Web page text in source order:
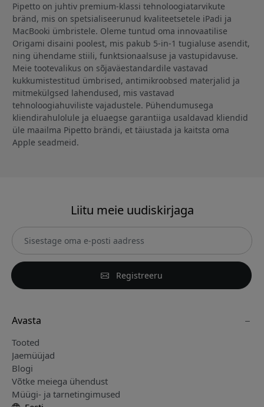
Pipetto on juhtiv premium-klassi tehnoloogiatarvikute
bränd, mis on spetsialiseerunud kvaliteetsetele iPadi ja
MacBooki ümbristele. Oleme tuntud oma innovaatilise
Origami disaini poolest, mis pakub 5-in-1 tugialuse asendit,
ning ühendame stiili, funktsionaalsuse ja vastupidavuse.
Meie tootevalikus on sõjaväestandardile vastavad
kukkumistestitud ümbrised, antimikroobsed materjalid ja
mitmekülgsed lahendused, mis vastavad
tehnoloogiahuviliste vajadustele. Pühendumusega
kliendirahulolule ja eluaegse garantiiga usaldavad kliendid
üle maailma Pipetto brändi, et täiustada ja kaitsta oma
Apple seadmeid.
Liitu meie uudiskirjaga
Registreeru
Avasta
Tooted
Jaemüüjad
Blogi
Võtke meiega ühendust
Müügi- ja tarnetingimused